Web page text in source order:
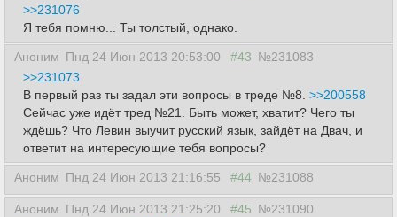
>>231076
Я тебя помню... Ты толстый , однако.
Аноним Пнд 24 Июн 2013 20:53:00 #43 №231083
>>231073
В первый раз ты задал эти вопросы в треде №8. >>200558
Сейчас уже идёт тред №21. Быть может, хватит? Чего ты
ждёшь? Что Левин выучит русский язык, зайдёт на Двач, и
ответит на интересующие тебя вопросы?
Аноним Пнд 24 Июн 2013 21:16:55 #44 №231088
Аноним Пнд 24 Июн 2013 21:25:20 #45 №231090